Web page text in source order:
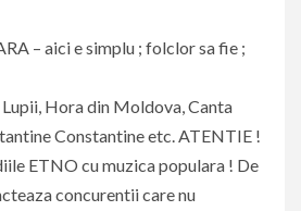
– aici e simplu ; folclor sa fie ;
Hora din Moldova, Canta
Constantine etc. ATENTIE !
ETNO cu muzica populara ! De
concurentii care nu